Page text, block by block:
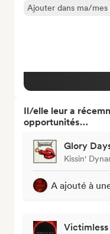
Ajouter dans ma/mes
Il/elle leur a
opportunités…
Glory
Kissin'
A ajouté à
Victimless